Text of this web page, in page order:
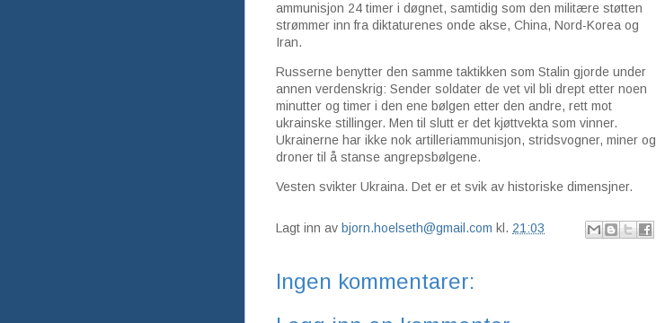
ammunisjon 24 timer i døgnet, samtidig som den militære støtten
strømmer inn fra diktaturenes onde akse, China, Nord-Korea og
Iran.
Russerne benytter den samme taktikken som Stalin gjorde under
annen verdenskrig: Sender soldater de vet vil bli drept etter noen
minutter og timer i den ene bølgen etter den andre, rett mot
ukrainske stillinger. Men til slutt er det kjøttvekta som vinner.
Ukrainerne har ikke nok artilleriammunisjon, stridsvogner, miner og
droner til å stanse angrepsbølgene.
Vesten svikter Ukraina. Det er et svik av historiske dimensjner.
Lagt inn av bjorn.hoelseth@gmail.com kl. 21:03
Ingen kommentarer: